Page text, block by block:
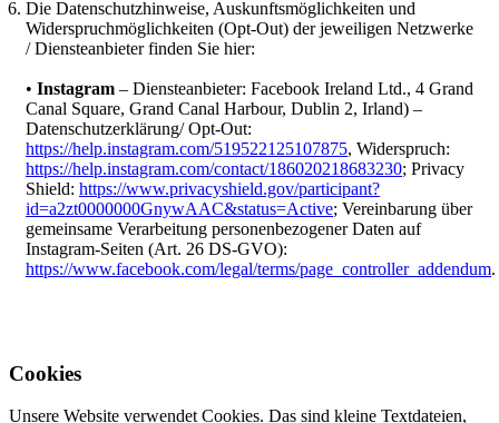
Die Datenschutzhinweise, Auskunftsmöglichkeiten und
Widerspruchmöglichkeiten (Opt-Out) der jeweiligen Netzwerke
/ Diensteanbieter finden Sie hier:
• Instagram – Diensteanbieter: Facebook Ireland Ltd., 4 Grand
Canal Square, Grand Canal Harbour, Dublin 2, Irland) –
Datenschutzerklärung/ Opt-Out:
https://help.instagram.com/519522125107875, Widerspruch:
https://help.instagram.com/contact/186020218683230; Privacy
Shield: https://www.privacyshield.gov/participant?
id=a2zt0000000GnywAAC&status=Active; Vereinbarung über
gemeinsame Verarbeitung personenbezogener Daten auf
Instagram-Seiten (Art. 26 DS-GVO):
https://www.facebook.com/legal/terms/page_controller_addendum.
Cookies
Unsere Website verwendet Cookies. Das sind kleine Textdateien,